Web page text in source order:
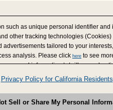
such as unique personal identifier
other tracking technologies
advertisements tailored to your
analysis. Please click here to see
personal information to/with our
partners may combine the data shared
have collected from your use of their
delivered to you by businesses
share of your personal information by
Privacy Policy for California Residents
Sell or Share My Personal